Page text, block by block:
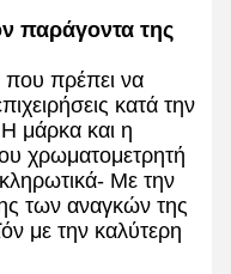
παράγοντα της
που πρέπει να
κατά την
μάρκα και η
χρωματομετρητή
Με την
των αναγκών της
με την καλύτερη